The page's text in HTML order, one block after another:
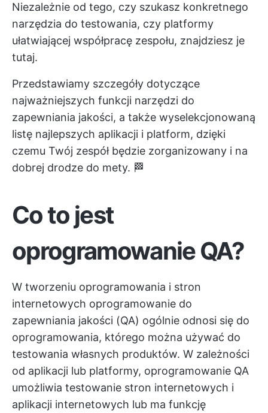
Niezależnie od tego, czy szukasz konkretnego
narzędzia do testowania, czy platformy
ułatwiającej współpracę zespołu, znajdziesz je
tutaj.
Przedstawiamy szczegóły dotyczące
najważniejszych funkcji narzędzi do
zapewniania jakości, a także wyselekcjonowaną
listę najlepszych aplikacji i platform, dzięki
czemu Twój zespół będzie zorganizowany i na
dobrej drodze do mety. 🏁
Co to jest
oprogramowanie QA?
W tworzeniu oprogramowania i stron
internetowych oprogramowanie do
zapewniania jakości (QA) ogólnie odnosi się do
oprogramowania, którego można używać do
testowania własnych produktów. W zależności
od aplikacji lub platformy, oprogramowanie QA
umożliwia testowanie stron internetowych i
aplikacji internetowych lub ma funkcję